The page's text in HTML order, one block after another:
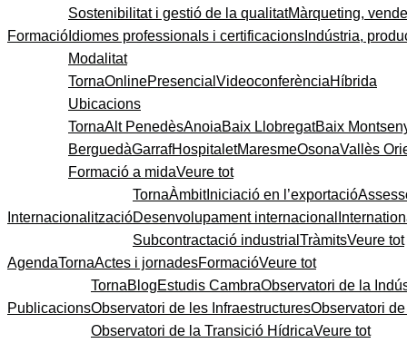
Formació
Sostenibilitat i gestió de la qualitatMàrqueting,
Idiomes professionals i certificacions Indústria,
Modalitat
TornaOnlinePresencial VideoconferènciaHíbrida
Ubicacions
TornaAlt PenedèsAnoiaBaix LlobregatBaix
BerguedàGarrafHospitaletMaresmeOsonaVallès
Formació a midaVeure tot
Internacionalització
TornaÀmbitIniciació en l’exportació
Desenvolupament internacional
Subcontractació industrial TràmitsVeure tot
AgendaTornaActes i jornadesFormacióVeure tot
Publicacions
TornaBlogEstudis CambraObservatori de la
Observatori de les InfraestructuresObservatori
Observatori de la Transició HídricaVeure tot